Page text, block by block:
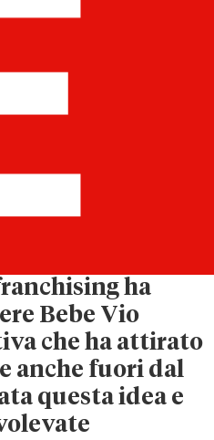
ha
Bebe Vio
che ha attirato
anche fuori dal
questa idea e